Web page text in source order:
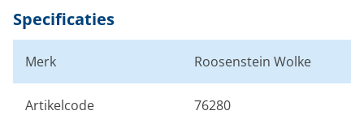
Specificaties
Merk Roosenstein Wolke
Artikelcode 76280